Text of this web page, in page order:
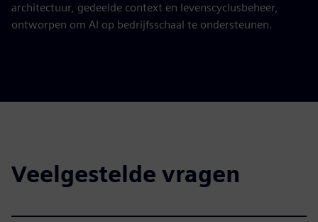
architectuur, gedeelde context en levenscyclusbeheer,
ontworpen om AI op bedrijfsschaal te ondersteunen.
Veelgestelde vragen